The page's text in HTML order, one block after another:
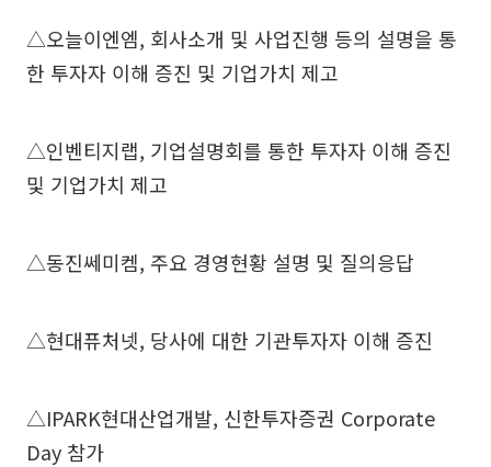
△오늘이엔엠, 회사소개 및 사업진행 등의 설명을 통
한 투자자 이해 증진 및 기업가치 제고
△인벤티지랩, 기업설명회를 통한 투자자 이해 증진
및 기업가치 제고
△동진쎄미켐, 주요 경영현황 설명 및 질의응답
△현대퓨처넷, 당사에 대한 기관투자자 이해 증진
△IPARK현대산업개발, 신한투자증권 Corporate
Day 참가